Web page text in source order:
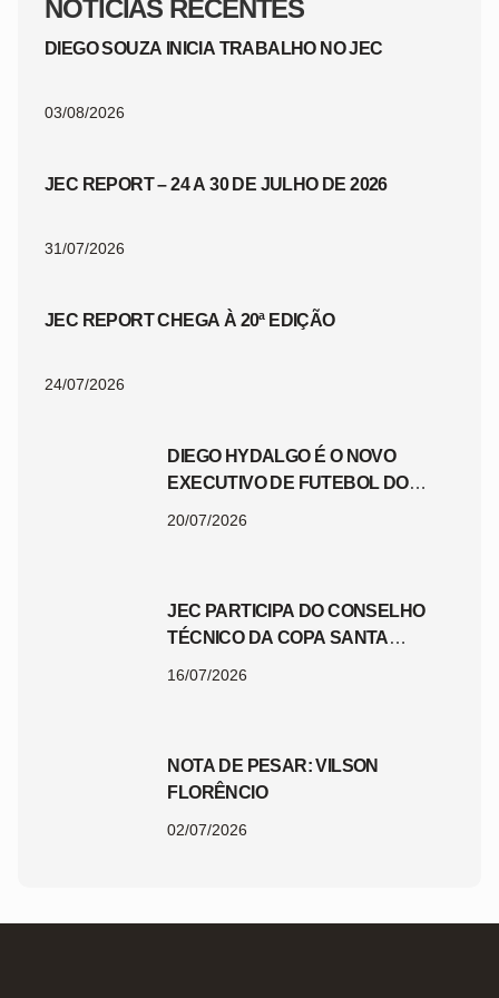
NOTÍCIAS RECENTES
DIEGO SOUZA INICIA TRABALHO NO JEC
03/08/2026
JEC REPORT – 24 A 30 DE JULHO DE 2026
31/07/2026
JEC REPORT CHEGA À 20ª EDIÇÃO
24/07/2026
DIEGO HYDALGO É O NOVO
EXECUTIVO DE FUTEBOL DO
20/07/2026
JEC PARTICIPA DO CONSELHO
TÉCNICO DA COPA SANTA
16/07/2026
NOTA DE PESAR: VILSON
FLORÊNCIO
02/07/2026